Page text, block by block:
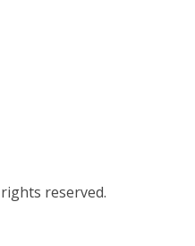
reserved.